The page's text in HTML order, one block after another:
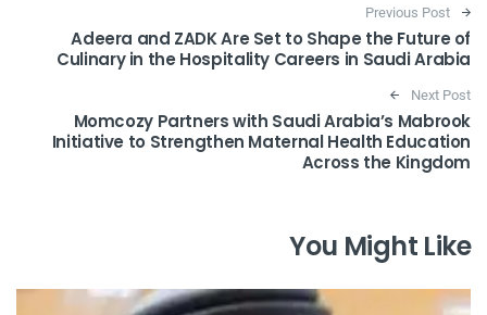
Post navigation
Previous Post
Adeera and ZADK Are Set to Shape the Future of
Culinary in the Hospitality Careers in Saudi Arabia
Next Post
Momcozy Partners with Saudi Arabia’s Mabrook
Initiative to Strengthen Maternal Health Education
Across the Kingdom
You Might Like